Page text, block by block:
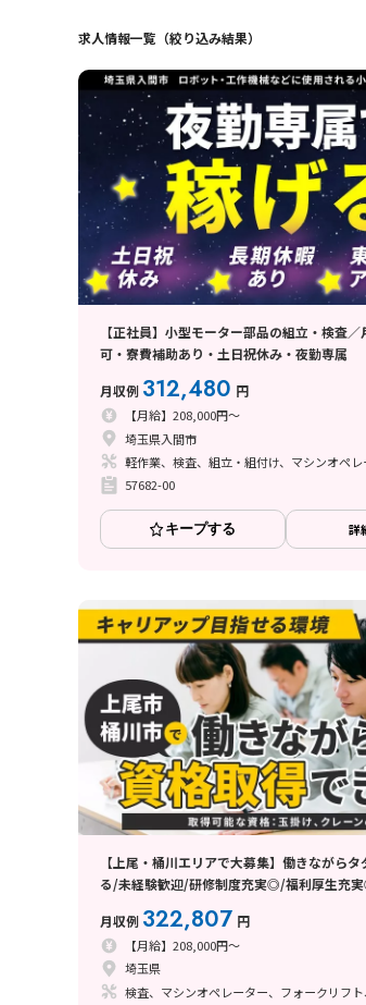
求人情報一覧（絞り込み結果）
【正社員】小型モーター部品の組立・検査
可・寮費補助あり・土日祝休み・夜勤専属
月収例 312,480 円
【月給】208,000円～
埼玉県入間市
57682-00
キープする 詳
【上尾・桶川エリアで大募集】働きながら
る/未経験歓迎/研修制度充実◎/福利厚生充
月収例 322,807 円
【月給】208,000円～
埼玉県